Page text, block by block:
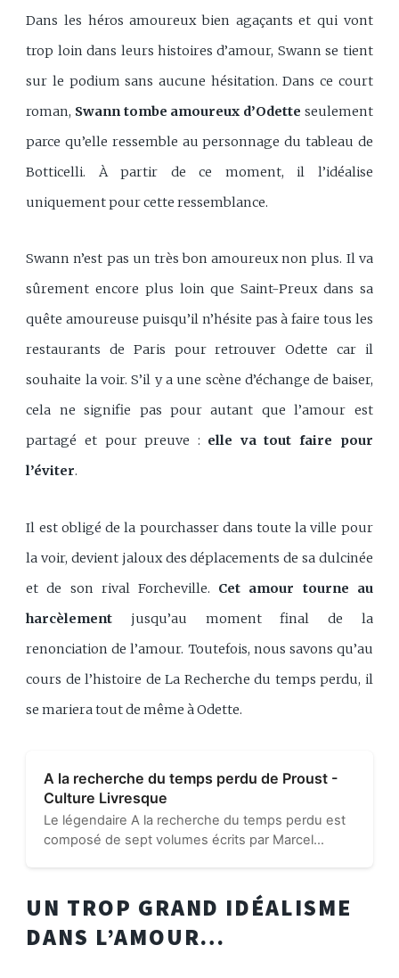
Dans les héros amoureux bien agaçants et qui vont
trop loin dans leurs histoires d’amour, Swann se tient
sur le podium sans aucune hésitation. Dans ce court
roman, Swann tombe amoureux d’Odette seulement
parce qu’elle ressemble au personnage du tableau de
Botticelli. À partir de ce moment, il l’idéalise
uniquement pour cette ressemblance.
Swann n’est pas un très bon amoureux non plus. Il va
sûrement encore plus loin que Saint-Preux dans sa
quête amoureuse puisqu’il n’hésite pas à faire tous les
restaurants de Paris pour retrouver Odette car il
souhaite la voir. S’il y a une scène d’échange de baiser,
cela ne signifie pas pour autant que l’amour est
partagé et pour preuve : elle va tout faire pour
l’éviter.
Il est obligé de la pourchasser dans toute la ville pour
la voir, devient jaloux des déplacements de sa dulcinée
et de son rival Forcheville. Cet amour tourne au
harcèlement jusqu’au moment final de la
renonciation de l’amour. Toutefois, nous savons qu’au
cours de l’histoire de La Recherche du temps perdu, il
se mariera tout de même à Odette.
A la recherche du temps perdu de Proust -
Culture Livresque
Le légendaire A la recherche du temps perdu est
composé de sept volumes écrits par Marcel
autant avoir une connaissance...
UN TROP GRAND IDÉALISME
DANS L’AMOUR…